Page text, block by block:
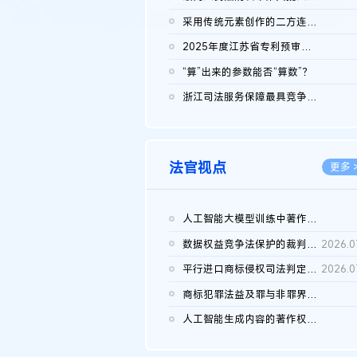
采用传统元素创作的二方连续装饰图案作品的独创性及侵权对比认定
2025年度江苏省专利预审典型案例
“算”出来的参数能否“算数”？
浙江司法服务保障最具竞争力营商环境建设典型案例（第二批）含侵...
法官视点 更多
人工智能大模型训练中著作权的合理使用
数据权益竞争法保护的裁判路径构建
平行进口商标侵权司法判定规则的困境与纾解
商标犯罪法益及罪与非罪界限研究
人工智能生成内容的著作权司法认定：演进逻辑、现实困境与规则建...